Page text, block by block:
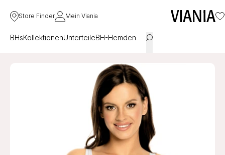
Store Finder Mein Viania
BHsKollektionenUnterteileBH-Hemden